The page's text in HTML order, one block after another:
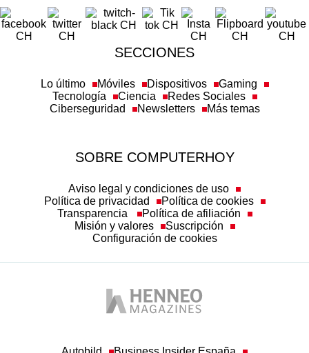
SECCIONES
Lo último Móviles Dispositivos
Gaming
Tecnología
Ciencia
Redes Sociales
Ciberseguridad
Newsletters Más temas
SOBRE COMPUTERHOY
Aviso legal y condiciones de uso
Política de privacidad
Política de cookies
Transparencia
Política de afiliación
Misión y valores
Suscripción
Configuración de cookies